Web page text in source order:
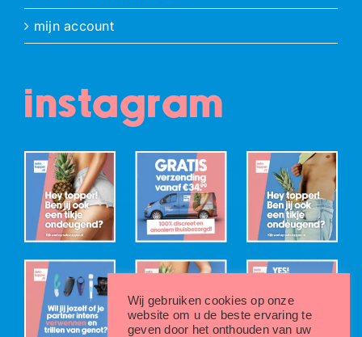
mijn account
instagram
Wij gebruiken cookies op onze
website om u de beste ervaring te
geven door het onthouden van uw